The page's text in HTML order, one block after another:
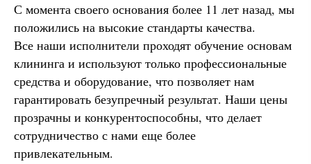
С момента своего основания более 11 лет назад, мы
положились на высокие стандарты качества.
Все наши исполнители проходят обучение основам
клининга и используют только профессиональные
средства и оборудование, что позволяет нам
гарантировать безупречный результат. Наши цены
прозрачны и конкурентоспособны, что делает
сотрудничество с нами еще более
привлекательным.